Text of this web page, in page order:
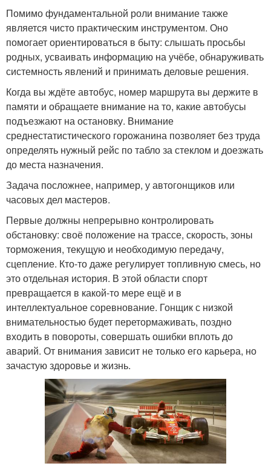
Помимо фундаментальной роли внимание также
является чисто практическим инструментом. Оно
помогает ориентироваться в быту: слышать просьбы
родных, усваивать информацию на учёбе, обнаруживать
системность явлений и принимать деловые решения.
Когда вы ждёте автобус, номер маршрута вы держите в
памяти и обращаете внимание на то, какие автобусы
подъезжают на остановку. Внимание
среднестатистического горожанина позволяет без труда
определять нужный рейс по табло за стеклом и доезжать
до места назначения.
Задача посложнее, например, у автогонщиков или
часовых дел мастеров.
Первые должны непрерывно контролировать
обстановку: своё положение на трассе, скорость, зоны
торможения, текущую и необходимую передачу,
сцепление. Кто-то даже регулирует топливную смесь, но
это отдельная история. В этой области спорт
превращается в какой-то мере ещё и в
интеллектуальное соревнование. Гонщик с низкой
внимательностью будет перетормаживать, поздно
входить в повороты, совершать ошибки вплоть до
аварий. От внимания зависит не только его карьера, но
зачастую здоровье и жизнь.